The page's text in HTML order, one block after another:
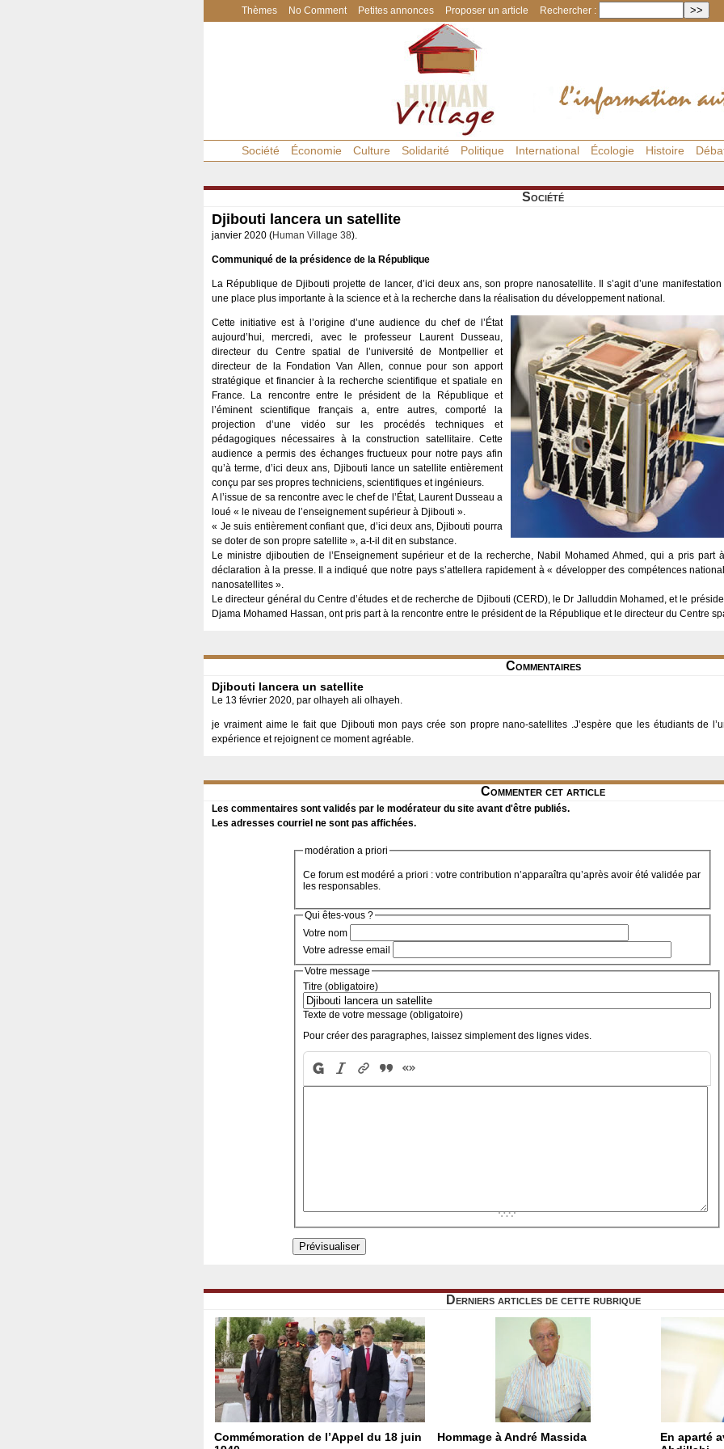
Thèmes No Comment Petites annonces Proposer un article Rechercher :
Société Économie Culture Solidarité Politique International Écologie Histoire
Société
Djibouti lancera un satellite
janvier 2020 (Human Village 38).
Communiqué de la présidence de la République
La République de Djibouti projette de lancer, d’ici deux ans, son propre nanosatellite. Il s’agit d’une
une place plus importante à la science et à la recherche dans la réalisation du développement national.
Cette initiative est à l’origine d’une audience du chef de l’État
aujourd’hui, mercredi, avec le professeur Laurent Dusseau,
directeur du Centre spatial de l’université de Montpellier et
directeur de la Fondation Van Allen, connue pour son apport
stratégique et financier à la recherche scientifique et spatiale en
France. La rencontre entre le président de la République et
l’éminent scientifique français a, entre autres, comporté la
projection d’une vidéo sur les procédés techniques et
pédagogiques nécessaires à la construction satellitaire. Cette
audience a permis des échanges fructueux pour notre pays afin
qu’à terme, d’ici deux ans, Djibouti lance un satellite entièrement
conçu par ses propres techniciens, scientifiques et ingénieurs.
A l’issue de sa rencontre avec le chef de l’État, Laurent Dusseau a
loué « le niveau de l’enseignement supérieur à Djibouti ».
« Je suis entièrement confiant que, d’ici deux ans, Djibouti pourra
se doter de son propre satellite », a-t-il dit en substance.
Le ministre djiboutien de l’Enseignement supérieur et de la recherche, Nabil Mohamed Ahmed, qui a pris part
déclaration à la presse. Il a indiqué que notre pays s’attellera rapidement à « développer des compétences
nanosatellites ».
Le directeur général du Centre d’études et de recherche de Djibouti (CERD), le Dr Jalluddin Mohamed, et le
Djama Mohamed Hassan, ont pris part à la rencontre entre le président de la République et le directeur du Centre
Commentaires
Djibouti lancera un satellite
Le 13 février 2020, par olhayeh ali olhayeh.
je vraiment aime le fait que Djibouti mon pays crée son propre nano-satellites .J’espère que les étudiants de
expérience et rejoignent ce moment agréable.
Commenter cet article
Les commentaires sont validés par le modérateur du site avant d'être publiés.
Les adresses courriel ne sont pas affichées.
modération a priori
Ce forum est modéré a priori : votre contribution n’apparaîtra qu’après avoir été validée par
les responsables.
Qui êtes-vous ?
Votre nom
Votre adresse email
Votre message
Titre (obligatoire)
Texte de votre message (obligatoire)
Pour créer des paragraphes, laissez simplement des lignes vides.
Derniers articles de cette rubrique
Commémoration de l’Appel du 18 juin
Hommage à André Massida
En aparté